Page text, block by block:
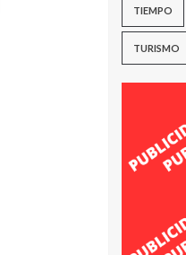
TIEMPO
TURISMO